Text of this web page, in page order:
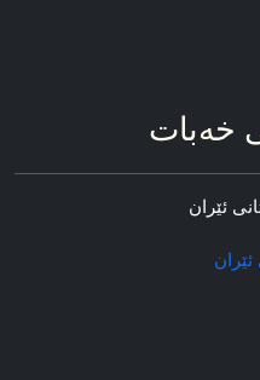
خه‌بات
ئێران